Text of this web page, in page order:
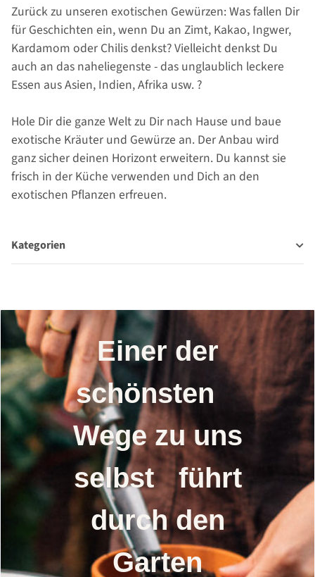
Zurück zu unseren exotischen Gewürzen: Was fallen Dir
für Geschichten ein, wenn Du an Zimt, Kakao, Ingwer,
Kardamom oder Chilis denkst? Vielleicht denkst Du
auch an das naheliegenste - das unglaublich leckere
Essen aus Asien, Indien, Afrika usw. ?
Hole Dir die ganze Welt zu Dir nach Hause und baue
exotische Kräuter und Gewürze an. Der Anbau wird
ganz sicher deinen Horizont erweitern. Du kannst sie
frisch in der Küche verwenden und Dich an den
exotischen Pflanzen erfreuen.
Kategorien
Einer der
schönsten
Wege zu uns
selbst führt
durch den
Garten